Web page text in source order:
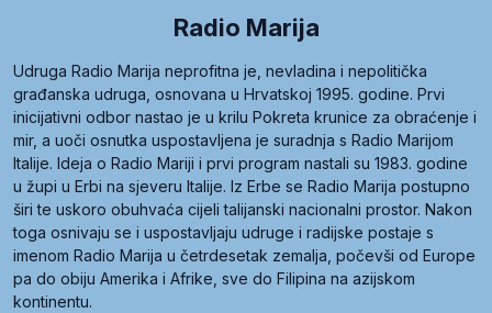
Radio Marija
Udruga Radio Marija neprofitna je, nevladina i nepolitička
građanska udruga, osnovana u Hrvatskoj 1995. godine. Prvi
inicijativni odbor nastao je u krilu Pokreta krunice za obraćenje i
mir, a uoči osnutka uspostavljena je suradnja s Radio Marijom
Italije. Ideja o Radio Mariji i prvi program nastali su 1983. godine
u župi u Erbi na sjeveru Italije. Iz Erbe se Radio Marija postupno
širi te uskoro obuhvaća cijeli talijanski nacionalni prostor. Nakon
toga osnivaju se i uspostavljaju udruge i radijske postaje s
imenom Radio Marija u četrdesetak zemalja, počevši od Europe
pa do obiju Amerika i Afrike, sve do Filipina na azijskom
kontinentu.